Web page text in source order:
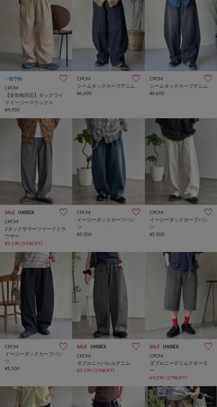
一部予約
CPCM
【全骨格対応】タックワイ
ドイージースラックス
¥4,950
CPCM
シームタックカーブデニム
¥6,600
CPCM
シームタックカーブデニム
¥6,600
SALE UNISEX
CPCM
2タックサマーツイードトラ
ウザー
¥3,190 (51%OFF)
CPCM
イージーダックカーブパン
ツ
¥5,500
CPCM
イージーダックカーブパン
ツ
¥5,500
CPCM
イージーダックカーブパン
ツ
¥5,500
SALE UNISEX
CPCM
ダブルニーバレルデニム
¥3,190 (51%OFF)
SALE UNISEX
CPCM
ダブルニーデニムクオータ
ー
¥4,290 (27%OFF)